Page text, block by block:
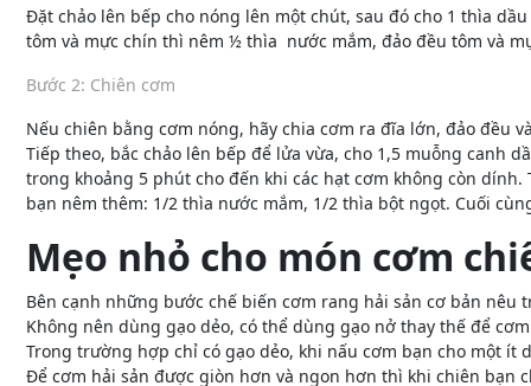
Đặt chảo lên bếp cho nóng lên một chút, sau đó cho 1 thìa
tôm và mực chín thì nêm ½ thìa nước mắm, đảo đều tôm và
Bước 2: Chiên cơm
Nếu chiên bằng cơm nóng, hãy chia cơm ra đĩa lớn, đảo đều
Tiếp theo, bắc chảo lên bếp để lửa vừa, cho 1,5 muỗng canh
trong khoảng 5 phút cho đến khi các hạt cơm không còn
bạn nêm thêm: 1/2 thìa nước mắm, 1/2 thìa bột ngọt. Cuối
Mẹo nhỏ cho món cơm
Bên cạnh những bước chế biến cơm rang hải sản cơ bản
Không nên dùng gạo dẻo, có thể dùng gạo nở thay thế để
Trong trường hợp chỉ có gạo dẻo, khi nấu cơm bạn cho một ít
Để cơm hải sản được giòn hơn và ngon hơn thì khi chiên bạn